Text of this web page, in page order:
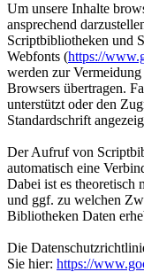
Um unsere Inhalte
ansprechend
Scriptbibliotheken und
Webfonts (https://
werden zur
Browsers übertragen.
unterstützt oder den
Standardschrift
Der Aufruf von
automatisch eine
Dabei ist es theoretisch
und ggf. zu welchen
Bibliotheken Daten
Die
Sie hier: https://